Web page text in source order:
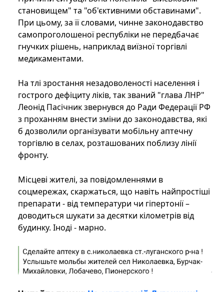
становищем" та "об'єктивними обставинами".
При цьому, за її словами, чинне законодавство
самопроголошеної республіки не передбачає
гнучких рішень, наприклад виїзної торгівлі
медикаментами.
На тлі зростання незадоволеності населення і
гострого дефіциту ліків, так званий "глава ЛНР"
Леонід Пасічник звернувся до Ради Федерації РФ
з проханням внести зміни до законодавства, які
б дозволили організувати мобільну аптечну
торгівлю в селах, розташованих поблизу лінії
фронту.
Місцеві жителі, за повідомленнями в
соцмережах, скаржаться, що навіть найпростіші
препарати - від температури чи гіпертонії –
доводиться шукати за десятки кілометрів від
будинку. Іноді - марно.